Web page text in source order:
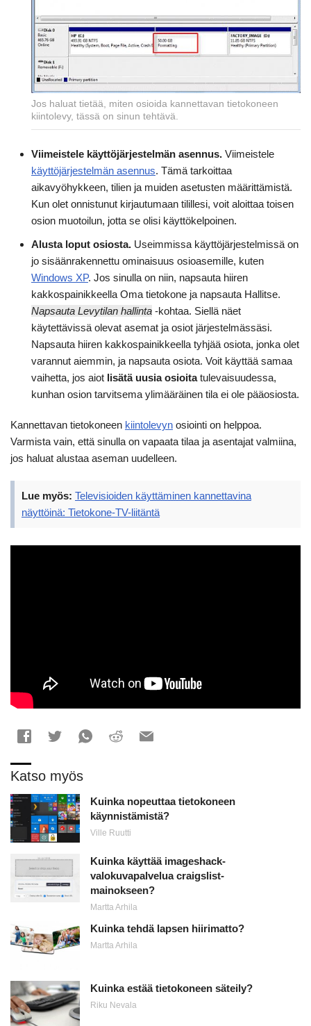
Jos haluat tietää, miten osioida kannettavan tietokoneen
kiintolevy, tässä on sinun tehtävä.
Viimeistele käyttöjärjestelmän asennus. Viimeistele
käyttöjärjestelmän asennus. Tämä tarkoittaa
aikavyöhykkeen, tilien ja muiden asetusten määrittämistä.
Kun olet onnistunut kirjautumaan tilillesi, voit aloittaa toisen
osion muotoilun, jotta se olisi käyttökelpoinen.
Alusta loput osiosta. Useimmissa käyttöjärjestelmissä on
jo sisäänrakennettu ominaisuus osioasemille, kuten
Windows XP. Jos sinulla on niin, napsauta hiiren
kakkospainikkeella Oma tietokone ja napsauta Hallitse.
Napsauta Levytilan hallinta -kohtaa. Siellä näet
käytettävissä olevat asemat ja osiot järjestelmässäsi.
Napsauta hiiren kakkospainikkeella tyhjää osiota, jonka olet
varannut aiemmin, ja napsauta osiota. Voit käyttää samaa
vaihetta, jos aiot lisätä uusia osioitatulevaisuudessa,
kunhan osion tarvitsema ylimääräinen tila ei ole pääosiosta.
Kannettavan tietokoneen kiintolevyn osiointi on helppoa.
Varmista vain, että sinulla on vapaata tilaa ja asentajat valmiina,
jos haluat alustaa aseman uudelleen.
Lue myös: Televisioiden käyttäminen kannettavina
näyttöinä: Tietokone-TV-liitäntä
Katso myös
Kuinka nopeuttaa tietokoneen
käynnistämistä?
Ville Ruutti
Kuinka käyttää imageshack-
valokuvapalvelua craigslist-
mainokseen?
Martta Arhila
Kuinka tehdä lapsen hiirimatto?
Martta Arhila
Kuinka estää tietokoneen säteily?
Riku Nevala